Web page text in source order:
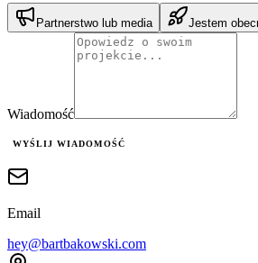
Partnerstwo lub media Jestem
Wiadomość
WYŚLIJ WIADOMOŚĆ
Email
hey@bartbakowski.com